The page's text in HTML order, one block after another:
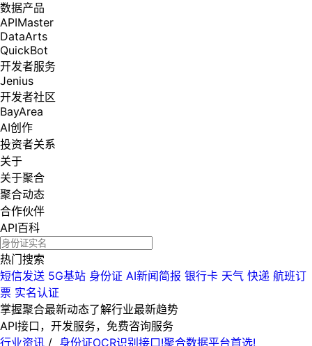
数据产品
APIMaster
DataArts
QuickBot
开发者服务
Jenius
开发者社区
BayArea
AI创作
投资者关系
关于
关于聚合
聚合动态
合作伙伴
API百科
热门搜索
短信发送 5G基站 身份证 AI新闻简报 银行卡 天气 快递 航班订
票 实名认证
掌握聚合最新动态了解行业最新趋势
API接口，开发服务，免费咨询服务
行业资讯 / 身份证OCR识别接口!聚合数据平台首选!